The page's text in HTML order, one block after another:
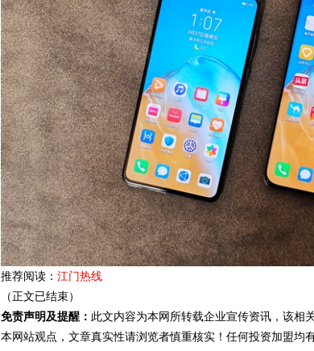
推荐阅读： 江门热线
（正文已结束）
免责声明及提醒： 此文内容为本网所转载企业宣传资讯，该相
本网站观点，文章真实性请浏览者慎重核实！任何投资加盟均